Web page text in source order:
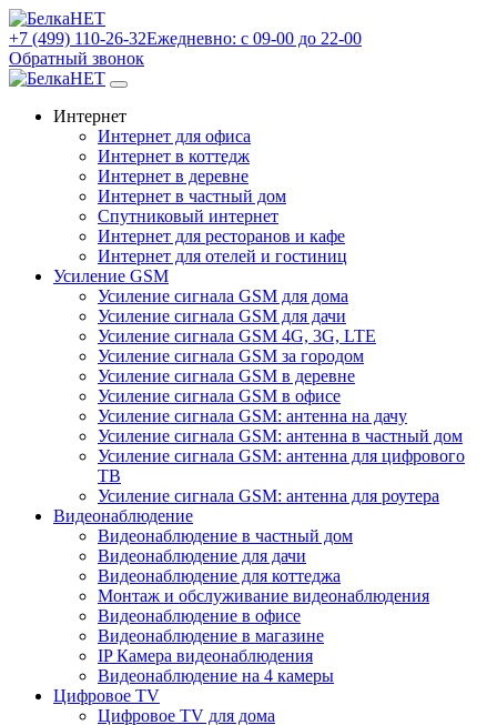
+7 (499) 110-26-32Ежедневно: с 09-00 до 22-00
Обратный звонок
Интернет
Интернет для офиса
Интернет в коттедж
Интернет в деревне
Интернет в частный дом
Спутниковый интернет
Интернет для ресторанов и кафе
Интернет для отелей и гостиниц
Усиление GSM
Усиление сигнала GSM для дома
Усиление сигнала GSM для дачи
Усиление сигнала GSM 4G, 3G, LTE
Усиление сигнала GSM за городом
Усиление сигнала GSM в деревне
Усиление сигнала GSM в офисе
Усиление сигнала GSM: антенна на дачу
Усиление сигнала GSM: антенна в частный дом
Усиление сигнала GSM: антенна для цифрового
ТВ
Усиление сигнала GSM: антенна для роутера
Видеонаблюдение
Видеонаблюдение в частный дом
Видеонаблюдение для дачи
Видеонаблюдение для коттеджа
Монтаж и обслуживание видеонаблюдения
Видеонаблюдение в офисе
Видеонаблюдение в магазине
IP Камера видеонаблюдения
Видеонаблюдение на 4 камеры
Цифровое TV
Цифровое TV для дома